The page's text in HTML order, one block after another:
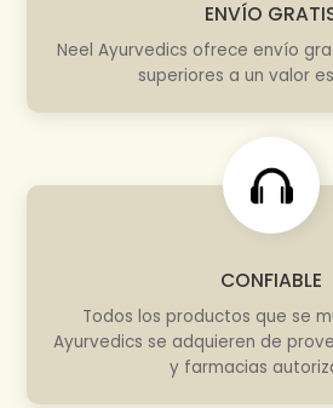
ENVÍO
Neel Ayurvedics ofrece envío
superiores a un valor
CONFIABLE
Todos los productos que se
Ayurvedics se adquieren de
y farmacias